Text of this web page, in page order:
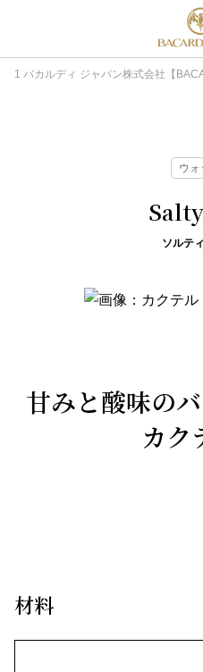
を
バカルディ ジャパン株式会社【
ウォ
ソルテ
甘みと酸味の
カク
材料